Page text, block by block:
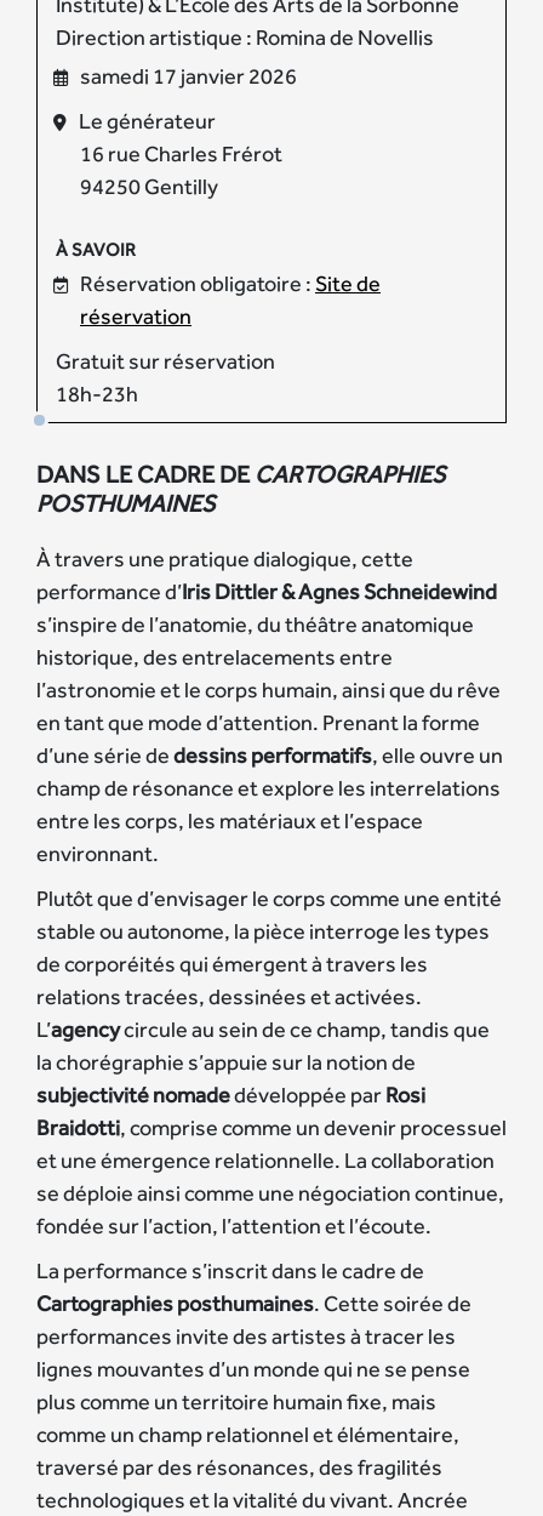
Direction artistique : Romina de Novellis
samedi 17 janvier 2026
Le générateur
16 rue Charles Frérot
94250 Gentilly
À SAVOIR
Réservation obligatoire :Site de
réservation
Gratuit sur réservation
18h-23h
DANS LE CADRE DE CARTOGRAPHIES
POSTHUMAINES
À travers une pratique dialogique, cette
performance d’Iris Dittler & Agnes Schneidewind
s’inspire de l’anatomie, du théâtre anatomique
historique, des entrelacements entre
l’astronomie et le corps humain, ainsi que du rêve
en tant que mode d’attention. Prenant la forme
d’une série dedessins performatifs, elle ouvre un
champ de résonance et explore les interrelations
entre les corps, les matériaux et l’espace
environnant.
Plutôt que d’envisager le corps comme une entité
stable ou autonome, la pièce interroge les types
de corporéités qui émergent à travers les
relations tracées, dessinées et activées.
L’agencycircule au sein de ce champ, tandis que
la chorégraphie s’appuie sur la notion de
subjectivité nomadedéveloppée parRosi
Braidotti, comprise comme un devenir processuel
et une émergence relationnelle. La collaboration
se déploie ainsi comme une négociation continue,
fondée sur l’action, l’attention et l’écoute.
La performance s’inscrit dans le cadre de
Cartographies posthumaines. Cette soirée de
performances invite des artistes à tracer les
lignes mouvantes d’un monde qui ne se pense
plus comme un territoire humain fixe, mais
comme un champ relationnel et élémentaire,
traversé par des résonances, des fragilités
technologiques et la vitalité du vivant. Ancrée